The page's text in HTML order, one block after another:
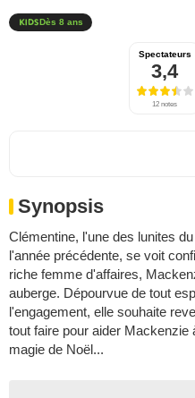
Dès 8 ans
Spectateurs
3,4
12 notes
Synopsis
Clémentine, l'une des lunites
l'année précédente, se voit
riche femme d'affaires,
auberge. Dépourvue de tout
l'engagement, elle souhaite
tout faire pour aider
magie de Noël...